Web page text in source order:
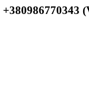
+380986770343